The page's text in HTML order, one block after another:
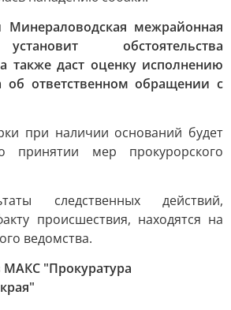
межрайонная
обстоятельства
также даст оценку исполнению
об ответственном обращении с
при наличии оснований будет
мер прокурорского
следственных действий,
происшествия, находятся на
ведомства.
МАКС "Прокуратура